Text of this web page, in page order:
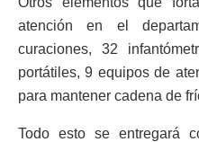
atención en el
curaciones, 32
portátiles, 9 equipos de
para mantener cadena de
Todo esto se entregará